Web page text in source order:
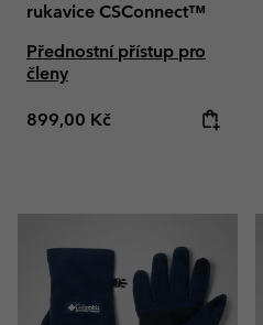
rukavice CSConnect™
Přednostní přístup pro
členy
Regular price:
899,00 Kč